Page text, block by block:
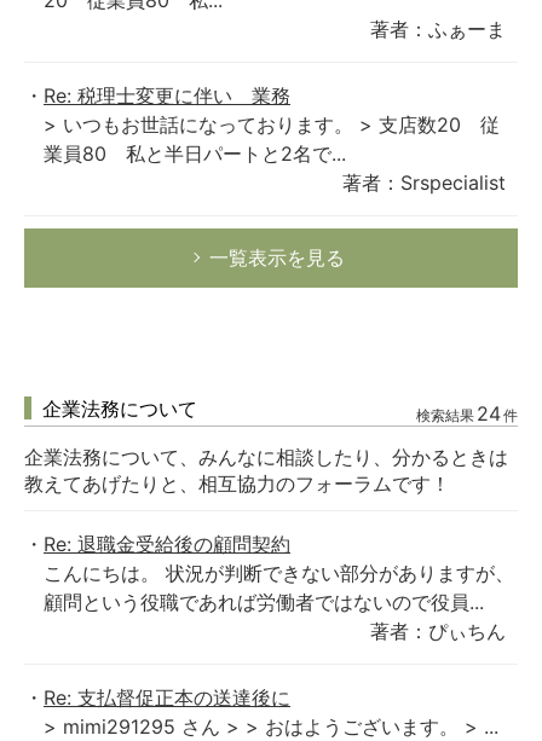
著者：ふぁーま
Re: 税理士変更に伴い 業務
> いつもお世話になっております。 > 支店数20 従
業員80 私と半日パートと2名で...
著者：Srspecialist
一覧表示を見る
企業法務について 検索結果 24件
企業法務について、みんなに相談したり、分かるときは
教えてあげたりと、相互協力のフォーラムです！
Re: 退職金受給後の顧問契約
こんにちは。 状況が判断できない部分がありますが、
顧問という役職であれば労働者ではないので役員...
著者：ぴぃちん
Re: 支払督促正本の送達後に
> mimi291295 さん > > おはようございます。 > ...